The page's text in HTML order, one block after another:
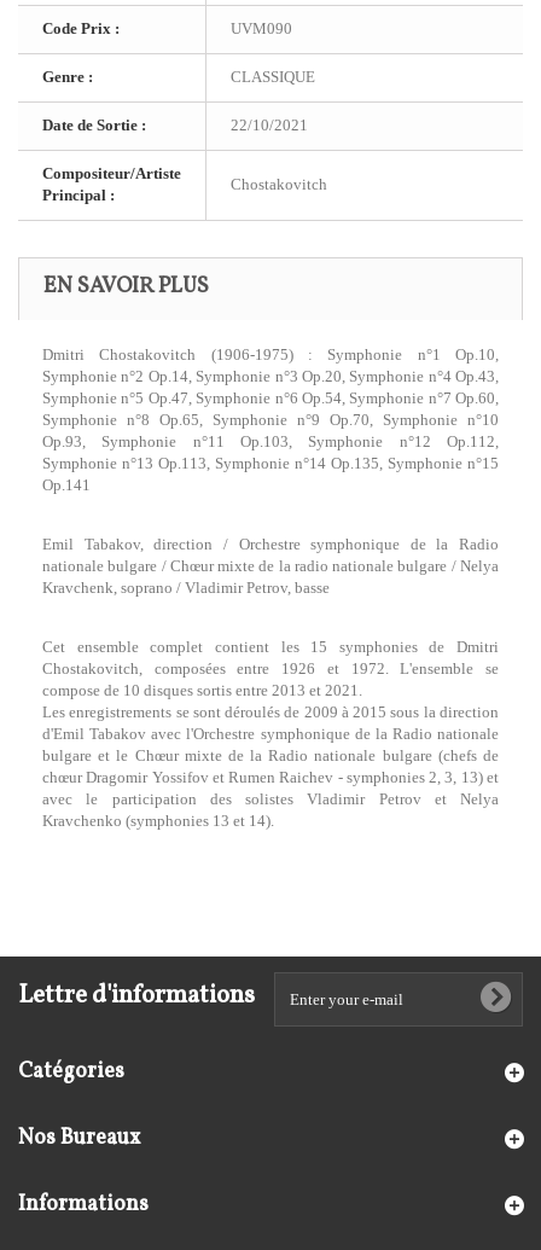
Code Prix : UVM090
Genre : CLASSIQUE
Date de Sortie : 22/10/2021
Compositeur/Artiste
Principal :
Chostakovitch
EN SAVOIR PLUS
Dmitri Chostakovitch (1906-1975) : Symphonie n°1 Op.10,
Symphonie n°2 Op.14, Symphonie n°3 Op.20, Symphonie n°4 Op.43,
Symphonie n°5 Op.47, Symphonie n°6 Op.54, Symphonie n°7 Op.60,
Symphonie n°8 Op.65, Symphonie n°9 Op.70, Symphonie n°10
Op.93, Symphonie n°11 Op.103, Symphonie n°12 Op.112,
Symphonie n°13 Op.113, Symphonie n°14 Op.135, Symphonie n°15
Op.141
Emil Tabakov, direction / Orchestre symphonique de la Radio
nationale bulgare / Chœur mixte de la radio nationale bulgare / Nelya
Kravchenk, soprano / Vladimir Petrov, basse
Cet ensemble complet contient les 15 symphonies de Dmitri
Chostakovitch, composées entre 1926 et 1972. L'ensemble se
compose de 10 disques sortis entre 2013 et 2021.
Les enregistrements se sont déroulés de 2009 à 2015 sous la direction
d'Emil Tabakov avec l'Orchestre symphonique de la Radio nationale
bulgare et le Chœur mixte de la Radio nationale bulgare (chefs de
chœur Dragomir Yossifov et Rumen Raichev - symphonies 2, 3, 13) et
avec le participation des solistes Vladimir Petrov et Nelya
Kravchenko (symphonies 13 et 14).
Lettre d'informations
Catégories
Nos Bureaux
Informations